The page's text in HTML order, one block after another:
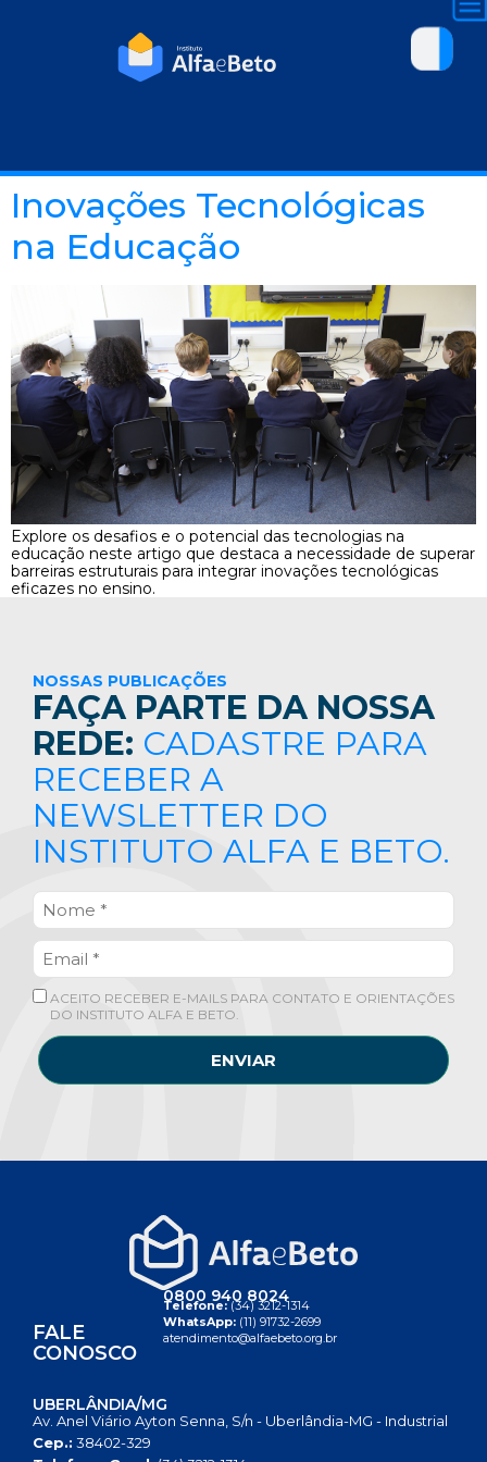
Inovações Tecnológicas
na Educação
Explore os desafios e o potencial das tecnologias na
educação neste artigo que destaca a necessidade de superar
barreiras estruturais para integrar inovações tecnológicas
eficazes no ensino.
NOSSAS PUBLICAÇÕES
FAÇA PARTE DA NOSSA
REDE: CADASTRE PARA
RECEBER A
NEWSLETTER DO
INSTITUTO ALFA E BETO.
ACEITO RECEBER E-MAILS PARA CONTATO E ORIENTAÇÕES
DO INSTITUTO ALFA E BETO.
ENVIAR
FALE
CONOSCO
0800 940 8024
Telefone:(34) 3212-1314
WhatsApp: (11) 91732-2699
atendimento@alfaebeto.org.br
UBERLÂNDIA/MG
Av. Anel Viário Ayton Senna, S/n - Uberlândia-MG - Industrial
Cep.: 38402-329